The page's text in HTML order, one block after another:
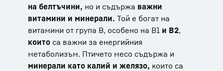
на белтъчини, но и съдържа важни
витамини и минерали. Той е богат на
витамини от група В, особено на В1 и В2,
които са важни за енергийния
метаболизъм. Птичето месо съдържа и
минерали като калий и желязо, които са